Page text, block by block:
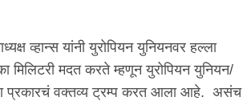
व्हान्स यांनी युरोपियन युनियनवर हल्ला
मिलिटरी मदत करते म्हणून युरोपियन युनियन/
प्रकारचं वक्तव्य ट्रम्प करत आला आहे. असंच